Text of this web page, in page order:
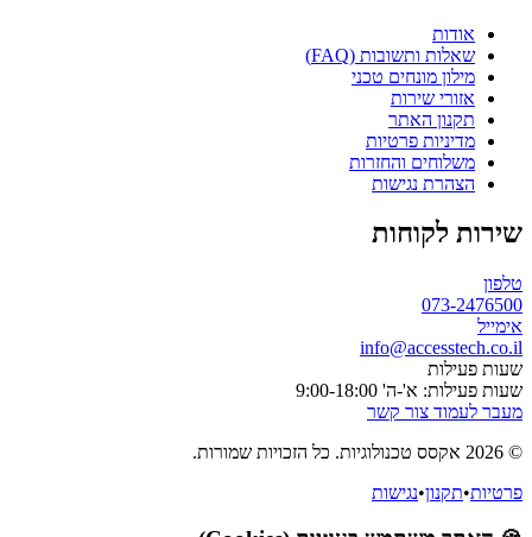
אודות
שאלות ותשובות (FAQ)
מילון מונחים טכני
אזורי שירות
תקנון האתר
מדיניות פרטיות
משלוחים והחזרות
הצהרת נגישות
שירות לקוחות
טלפון
073-2476500
אימייל
info@accesstech.co.il
שעות פעילות
שעות פעילות: א'-ה' 9:00-18:00
מעבר לעמוד צור קשר
© 2026 אקסס טכנולוגיות. כל הזכויות שמורות.
פרטיות•תקנון•נגישות